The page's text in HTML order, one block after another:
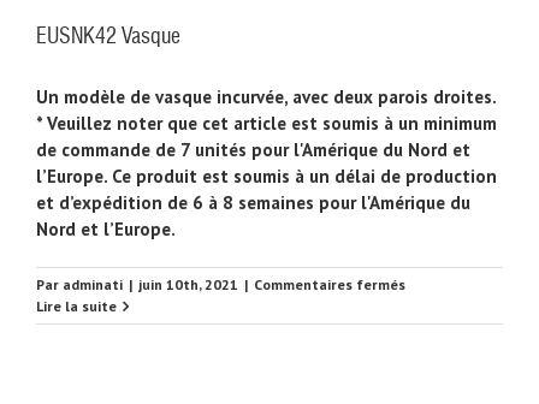
EUSNK42 Vasque
Un modèle de vasque incurvée, avec deux parois droites.
* Veuillez noter que cet article est soumis à un minimum
de commande de 7 unités pour l'Amérique du Nord et
l’Europe. Ce produit est soumis à un délai de production
et d’expédition de 6 à 8 semaines pour l'Amérique du
Nord et l’Europe.
Par adminati | juin 10th, 2021 | Commentaires ferméssur
Vasque
Lire la suite